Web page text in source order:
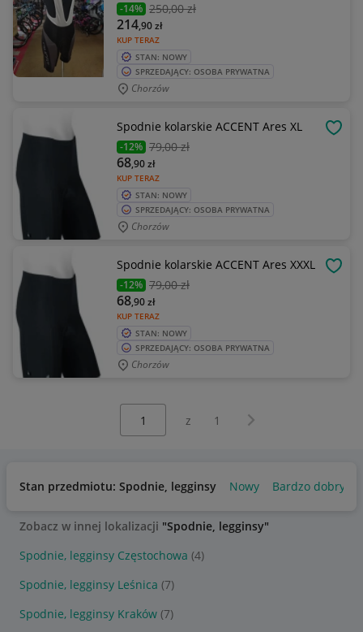
-14% 250,00 zł
KUP TERAZ
214,90zł
STAN: NOWY
SPRZEDAJĄCY: OSOBA PRYWATNA
Chorzów
Spodnie kolarskie ACCENT Ares XL
-12% 79,00 zł
KUP TERAZ
68,90zł
STAN: NOWY
SPRZEDAJĄCY: OSOBA PRYWATNA
Chorzów
Spodnie kolarskie ACCENT Ares XXXL
-12% 79,00 zł
KUP TERAZ
68,90zł
STAN: NOWY
SPRZEDAJĄCY: OSOBA PRYWATNA
Chorzów
z 1 Następna strona
Stan przedmiotu: Spodnie, legginsy Nowy Bardzo dobry
Zobacz w innej lokalizacji "Spodnie, legginsy"
Spodnie, legginsy Częstochowa (4)
Spodnie, legginsy Leśnica (7)
Spodnie, legginsy Kraków (7)